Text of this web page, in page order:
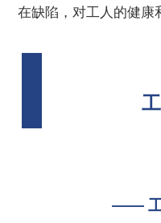
在缺陷，对工人的健康
——